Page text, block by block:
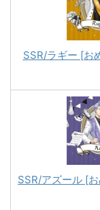
SSR/ラギー [お
SSR/アズール [